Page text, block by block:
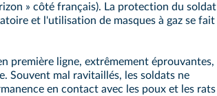
» côté français). La protection du soldat
et l'utilisation de masques à gaz se fait
première ligne, extrêmement éprouvantes,
Souvent mal ravitaillés, les soldats ne
en contact avec les poux et les rats